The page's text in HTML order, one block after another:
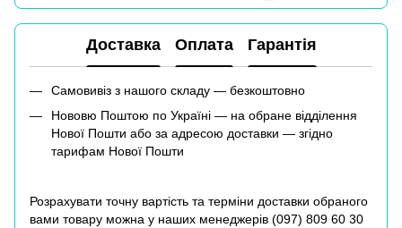
Доставка Оплата Гарантія
Самовивіз з нашого складу — безкоштовно
Нововю Поштою по Україні — на обране відділення
Нової Пошти або за адресою доставки — згідно
тарифам Нової Пошти
Розрахувати точну вартість та терміни доставки обраного
вами товару можна у наших менеджерів (097) 809 60 30